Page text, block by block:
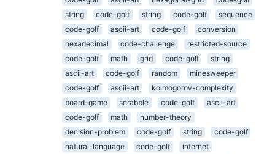
string
code-golf string code-golf
sequence
code-golf
ascii-art code-golf
conversion
hexadecimal
code-challenge
restricted-source
code-golf
math grid code-golf
string
ascii-art
code-golf random
minesweeper
code-golf
ascii-art
kolmogorov-complexity
board-game
scrabble code-golf
ascii-art
code-golf
math
number-theory
decision-problem
code-golf string
code-golf
natural-language
code-golf
internet